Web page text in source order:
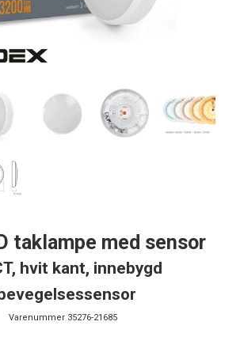
taklampe med sensor
hvit kant, innebygd
Varenummer 35276-21685